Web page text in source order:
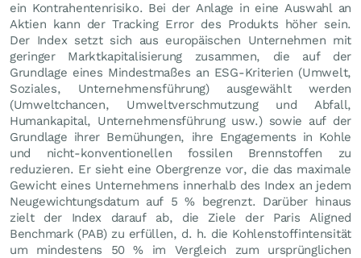
ein Kontrahentenrisiko. Bei der Anlage in eine Auswahl an
Aktien kann der Tracking Error des Produkts höher sein.
Der Index setzt sich aus europäischen Unternehmen mit
geringer Marktkapitalisierung zusammen, die auf der
Grundlage eines Mindestmaßes an ESG-Kriterien (Umwelt,
Soziales, Unternehmensführung) ausgewählt werden
(Umweltchancen, Umweltverschmutzung und Abfall,
Humankapital, Unternehmensführung usw.) sowie auf der
Grundlage ihrer Bemühungen, ihre Engagements in Kohle
und nicht-konventionellen fossilen Brennstoffen zu
reduzieren. Er sieht eine Obergrenze vor, die das maximale
Gewicht eines Unternehmens innerhalb des Index an jedem
Neugewichtungsdatum auf 5 % begrenzt. Darüber hinaus
zielt der Index darauf ab, die Ziele der Paris Aligned
Benchmark (PAB) zu erfüllen, d. h. die Kohlenstoffintensität
um mindestens 50 % im Vergleich zum ursprünglichen